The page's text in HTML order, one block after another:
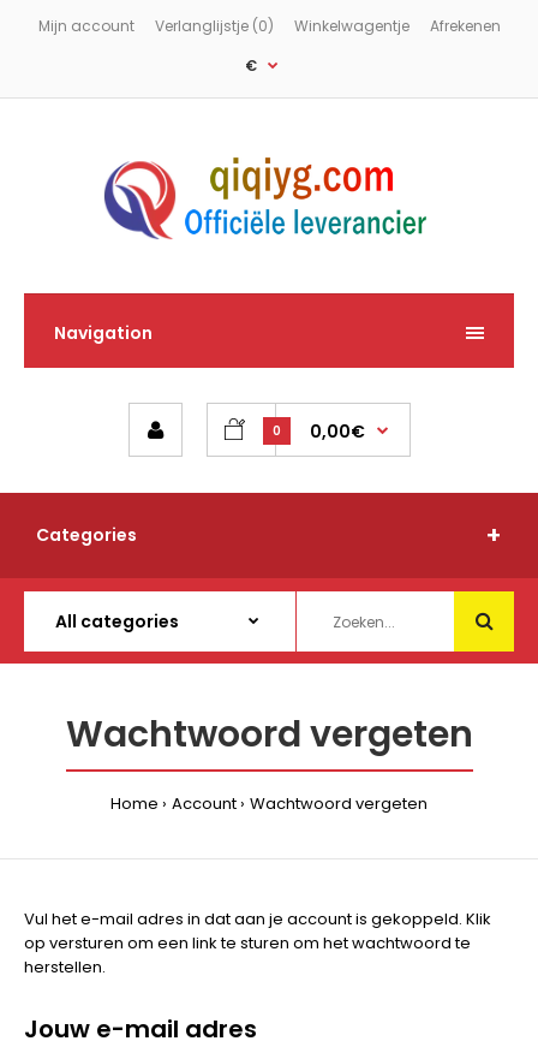
Mijn account Verlanglijstje (0) Winkelwagentje
Afrekenen
€
Navigation
0 0,00€
Categories
Wachtwoord vergeten
Home Account Wachtwoord vergeten
Vul het e-mail adres in dat aan je account is gekoppeld. Klik
op versturen om een link te sturen om het wachtwoord te
herstellen.
Jouw e-mail adres